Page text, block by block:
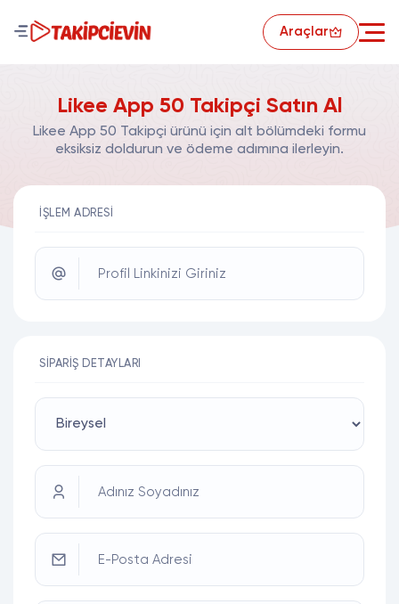
Araçlar
Likee App 50 Takipçi Satın Al
Likee App 50 Takipçi ürünü için alt bölümdeki formu
eksiksiz doldurun ve ödeme adımına ilerleyin.
İŞLEM ADRESI
Profil Linkinizi Giriniz
SIPARIŞ DETAYLARI
Adınız Soyadınız
E-Posta Adresi